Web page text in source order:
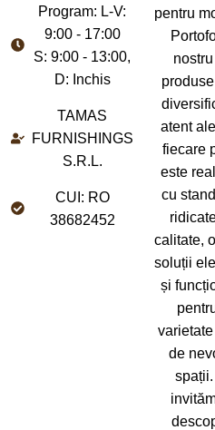
Program: L-V:
9:00 - 17:00
S: 9:00 - 13:00,
D: Inchis
TAMAS
FURNISHINGS
S.R.L.
CUI: RO
38682452
pentru
atent
fiecare
este
cu
calitate,
soluții
și
de
spații.